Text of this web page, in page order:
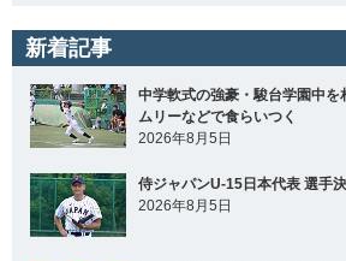
新着記事
中学軟式の強豪・駿台学園中を
ムリーなどで食らいつく
2026年8月5日
侍ジャパンU-15日本代表 選手
2026年8月5日